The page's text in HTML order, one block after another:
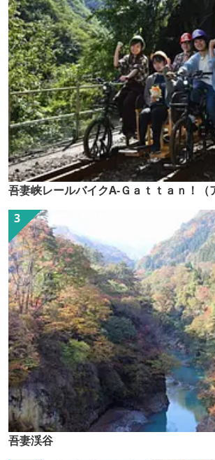
吾妻峡レールバイクA-Ｇａｔｔａｎ！（
吾妻渓谷